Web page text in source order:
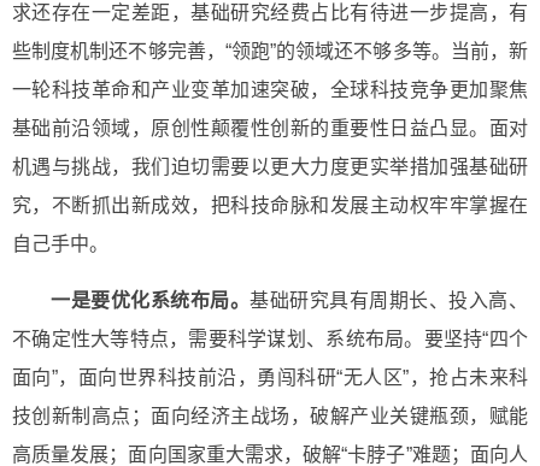
求还存在一定差距，基础研究经费占比有待进一步提高，有
些制度机制还不够完善，“领跑”的领域还不够多等。当前，新
一轮科技革命和产业变革加速突破，全球科技竞争更加聚焦
基础前沿领域，原创性颠覆性创新的重要性日益凸显。面对
机遇与挑战，我们迫切需要以更大力度更实举措加强基础研
究，不断抓出新成效，把科技命脉和发展主动权牢牢掌握在
自己手中。
一是要优化系统布局。基础研究具有周期长、投入高、
不确定性大等特点，需要科学谋划、系统布局。要坚持“四个
面向”，面向世界科技前沿，勇闯科研“无人区”，抢占未来科
技创新制高点；面向经济主战场，破解产业关键瓶颈，赋能
高质量发展；面向国家重大需求，破解“卡脖子”难题；面向人